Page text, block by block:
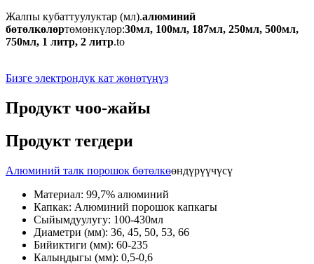
Жалпы кубаттуулуктар (мл).алюминий
бөтөлкөлөртөмөнкүлөр:30мл, 100мл, 187мл, 250мл, 500мл,
750мл, 1 литр, 2 литр.to
Бизге электрондук кат жөнөтүңүз
Продукт чоо-жайы
Продукт тегдери
Алюминий талк порошок бөтөлкөөндүрүүчүсү
Материал: 99,7% алюминий
Капкак: Алюминий порошок капкагы
Сыйымдуулугу: 100-430мл
Диаметри (мм): 36, 45, 50, 53, 66
Бийиктиги (мм): 60-235
Калыңдыгы (мм): 0,5-0,6